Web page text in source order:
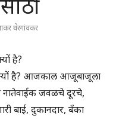
थेरगांवकर
है?
है? आजकाल आजूबाजूला
नातेवाईक जवळचे दूरचे,
बाई, दुकानदार, बँका